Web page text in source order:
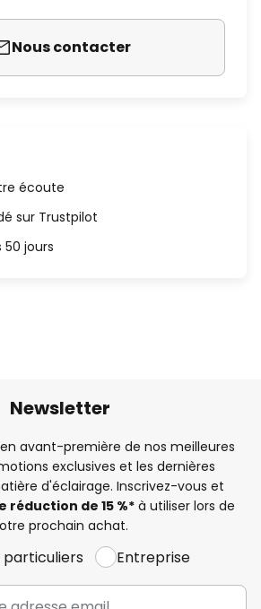
Nous contacter
écoute
sur Trustpilot
50 jours
Newsletter
avant-première de nos meilleures
exclusives et les dernières
d'éclairage. Inscrivez-vous et
réduction de 15 %*à utiliser lors de
prochain achat.
particuliers Entreprise